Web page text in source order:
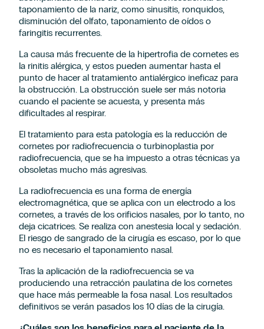
taponamiento de la nariz, como sinusitis, ronquidos,
disminución del olfato, taponamiento de oídos o
faringitis recurrentes.
La causa más frecuente de la hipertrofia de cornetes es
la rinitis alérgica, y estos pueden aumentar hasta el
punto de hacer al tratamiento antialérgico ineficaz para
la obstrucción. La obstrucción suele ser más notoria
cuando el paciente se acuesta, y presenta más
dificultades al respirar.
El tratamiento para esta patología es la reducción de
cornetes por radiofrecuencia o turbinoplastia por
radiofrecuencia, que se ha impuesto a otras técnicas ya
obsoletas mucho más agresivas.
La radiofrecuencia es una forma de energía
electromagnética, que se aplica con un electrodo a los
cornetes, a través de los orificios nasales, por lo tanto, no
deja cicatrices. Se realiza con anestesia local y sedación.
El riesgo de sangrado de la cirugía es escaso, por lo que
no es necesario el taponamiento nasal.
Tras la aplicación de la radiofrecuencia se va
produciendo una retracción paulatina de los cornetes
que hace más permeable la fosa nasal. Los resultados
definitivos se verán pasados los 10 días de la cirugía.